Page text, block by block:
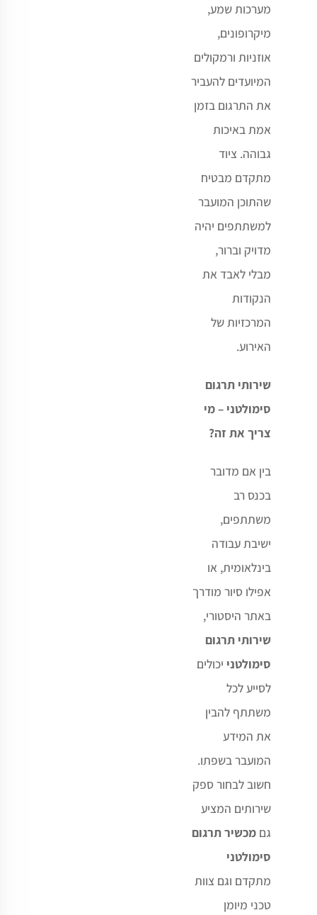
מערכות שמע,
מיקרופונים,
אוזניות ורמקולים
המיועדים להעביר
את התרגום בזמן
אמת באיכות
גבוהה. ציוד
מתקדם מבטיח
שהתוכן המועבר
למשתתפים יהיה
מדויק וברור,
מבלי לאבד את
הנקודות
המרכזיות של
האירוע.
שירותי תרגום
סימולטני – מי
צריך את זה?
בין אם מדובר
בכנס רב
משתתפים,
ישיבת עבודה
בינלאומית, או
אפילו סיור מודרך
באתר היסטורי,
שירותי תרגום
סימולטני יכולים
לסייע לכל
משתתף להבין
את המידע
המועבר בשפתו.
חשוב לבחור ספק
שירותים המציע
גם מכשיר תרגום
סימולטני
מתקדם וגם צוות
טכני מיומן